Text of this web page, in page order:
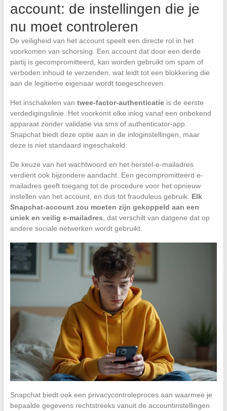
account: de instellingen die je
nu moet controleren
De veiligheid van het account speelt een directe rol in het
voorkomen van schorsing. Een account dat door een derde
partij is gecompromitteerd, kan worden gebruikt om spam of
verboden inhoud te verzenden, wat leidt tot een blokkering die
aan de legitieme eigenaar wordt toegeschreven.
Het inschakelen van twee-factor-authenticatieis de eerste
verdedigingslinie. Het voorkomt elke inlog vanaf een onbekend
apparaat zonder validatie via sms of authenticator-app.
Snapchat biedt deze optie aan in de inloginstellingen, maar
deze is niet standaard ingeschakeld.
De keuze van het wachtwoord en het herstel-e-mailadres
verdient ook bijzondere aandacht. Een gecompromitteerd e-
mailadres geeft toegang tot de procedure voor het opnieuw
instellen van het account, en dus tot frauduleus gebruik. Elk
Snapchat-account zou moeten zijn gekoppeld aan een
uniek en veilig e-mailadres, dat verschilt van datgene dat op
andere sociale netwerken wordt gebruikt.
Snapchat biedt ook een privacycontroleproces aan waarmee je
bepaalde gegevens rechtstreeks vanuit de accountinstellingen